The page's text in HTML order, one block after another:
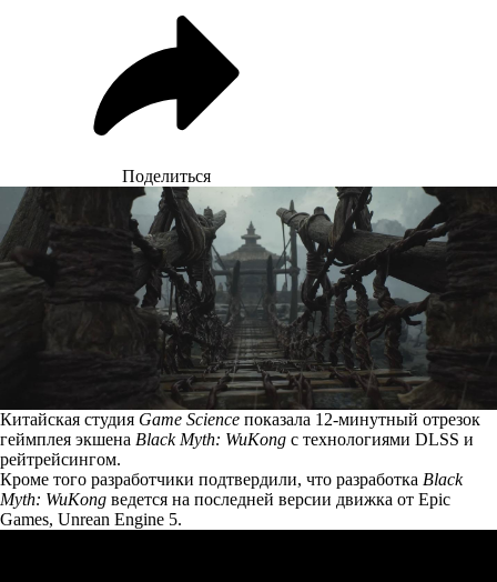
Поделиться
Китайская студия Game Science показала 12-минутный отрезок
геймплея экшена Black Myth: WuKong с технологиями DLSS и
рейтрейсингом.
Кроме того разработчики подтвердили, что разработка Black
Myth: WuKong ведется на последней версии движка от Epic
Games, Unrean Engine 5.